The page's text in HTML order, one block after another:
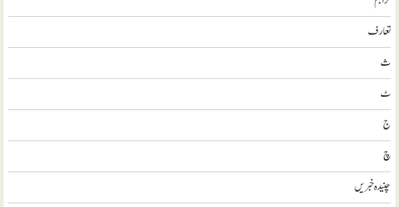
تعارف
ث
ٹ
ج
چ
چنیدہ خبریں